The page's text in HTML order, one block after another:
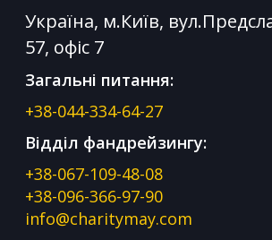
Україна, м.Київ,
57, офіс 7
Загальні питання:
+38-044-334-64-27
Відділ фандрейзингу:
+38-067-109-48-08
+38-096-366-97-90
info@charitymay.com